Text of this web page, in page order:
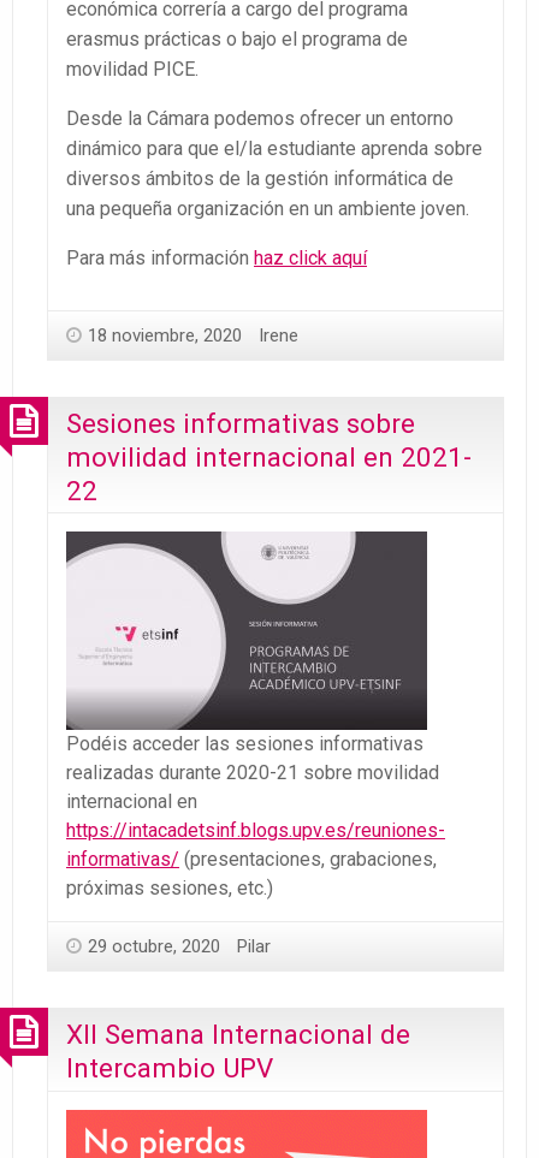
económica correría a cargo del programa
erasmus prácticas o bajo el programa de
movilidad PICE.
Desde la Cámara podemos ofrecer un entorno
dinámico para que el/la estudiante aprenda sobre
diversos ámbitos de la gestión informática de
una pequeña organización en un ambiente joven.
Para más información haz click aquí
18 noviembre, 2020 Irene
Sesiones informativas sobre
movilidad internacional en 2021-
22
Podéis acceder las sesiones informativas
realizadas durante 2020-21 sobre movilidad
internacional en
https://intacadetsinf.blogs.upv.es/reuniones-
informativas/ (presentaciones, grabaciones,
próximas sesiones, etc.)
29 octubre, 2020 Pilar
XII Semana Internacional de
Intercambio UPV